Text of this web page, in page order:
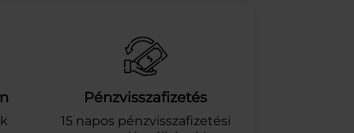
Pénzvisszafizetés
15 napos pénzvisszafizetési